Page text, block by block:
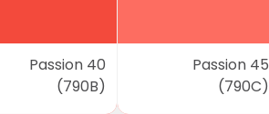
Passion 40
(790B)
Passion 45
(790C)